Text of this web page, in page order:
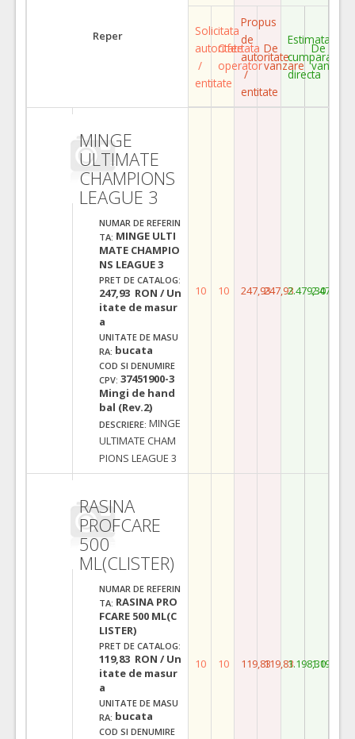
Reper
Solicitata
autoritate
/
entitate
Ofertata
operator
Propus
de
autoritate
/
entitate
De
vanzare
Estimata
cumparare
directa
De
vanzare
MINGE
ULTIMATE
CHAMPIONS
LEAGUE 3
NUMAR DE REFERIN
TA: MINGE ULTI
MATE CHAMPIO
NS LEAGUE 3
PRET DE CATALOG:
247,93 RON / Un
itate de masur
a
UNITATE DE MASU
RA: bucata
COD SI DENUMIRE
CPV: 37451900-3
Mingi de hand
bal (Rev.2)
DESCRIERE: MINGE
ULTIMATE CHAM
PIONS LEAGUE 3
10 10 247,93247,932.479,302.479,30
RASINA
PROFCARE
500
ML(CLISTER)
NUMAR DE REFERIN
TA: RASINA PRO
FCARE 500 ML(C
LISTER)
PRET DE CATALOG:
119,83 RON / Un
itate de masur
a
UNITATE DE MASU
RA: bucata
COD SI DENUMIRE
10 10 119,83119,831.198,301.198,30